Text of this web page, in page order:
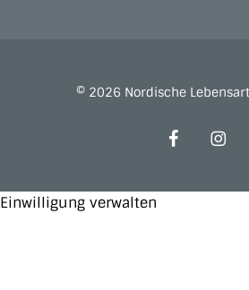
© 2026 Nordische
facebook
Einwilligung verwalten